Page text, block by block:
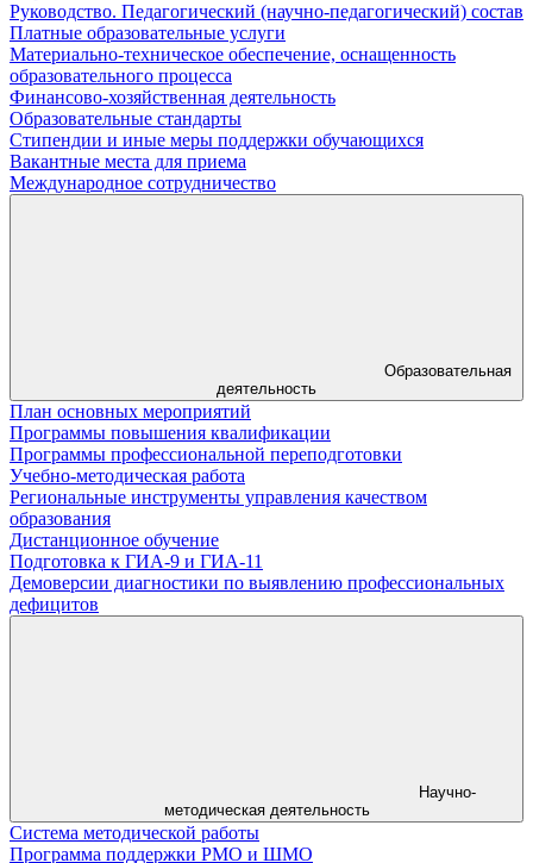
Руководство. Педагогический (научно-педагогический) состав
Платные образовательные услуги
Материально-техническое обеспечение, оснащенность
образовательного процесса
Финансово-хозяйственная деятельность
Образовательные стандарты
Стипендии и иные меры поддержки обучающихся
Вакантные места для приема
Международное сотрудничество
Образовательная
деятельность
План основных мероприятий
Программы повышения квалификации
Программы профессиональной переподготовки
Учебно-методическая работа
Региональные инструменты управления качеством
образования
Дистанционное обучение
Подготовка к ГИА-9 и ГИА-11
Демоверсии диагностики по выявлению профессиональных
дефицитов
Научно-
методическая деятельность
Система методической работы
Программа поддержки РМО и ШМО